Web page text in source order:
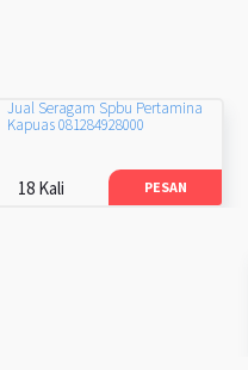
Jual Seragam Spbu Pertamina
Kapuas 081284928000
18 Kali PESAN